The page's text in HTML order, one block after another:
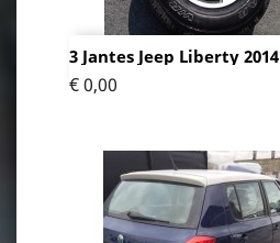
3 Jantes Jeep Liberty 2014
Prijs
€ 0,00